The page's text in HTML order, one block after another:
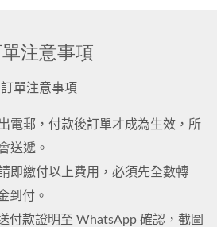
注意事項
訂單注意事項
電郵，付款後訂單才成為生效，所
送遞。
即繳付以上費用，必須先全數轉
到付。
付款證明至 WhatsApp 確認，截圖